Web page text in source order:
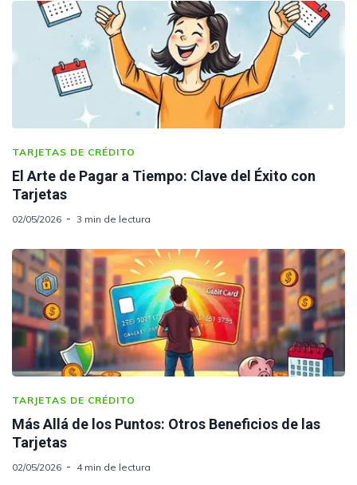
TARJETAS DE CRÉDITO
El Arte de Pagar a Tiempo: Clave del Éxito con
Tarjetas
02/05/2026 3 min de lectura
TARJETAS DE CRÉDITO
Más Allá de los Puntos: Otros Beneficios de las
Tarjetas
02/05/2026 4 min de lectura